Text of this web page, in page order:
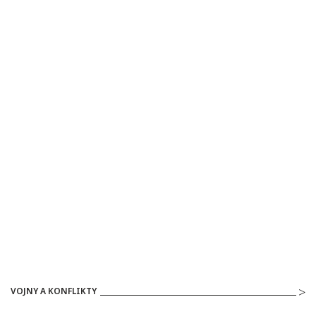
VOJNY A KONFLIKTY